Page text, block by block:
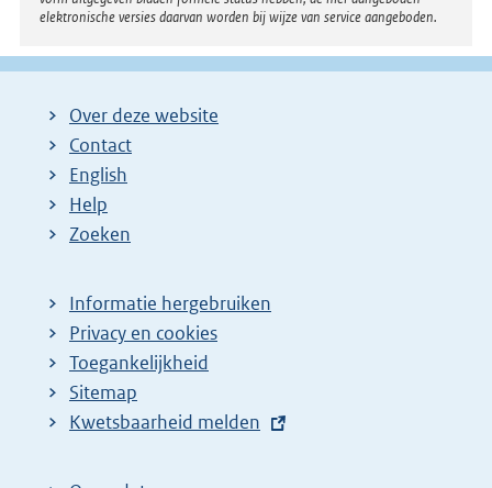
elektronische versies daarvan worden bij wijze van service aangeboden.
Over deze website
Contact
English
Help
Zoeken
Informatie hergebruiken
Privacy en cookies
Toegankelijkheid
Sitemap
E
t
Kwetsbaarheid melden